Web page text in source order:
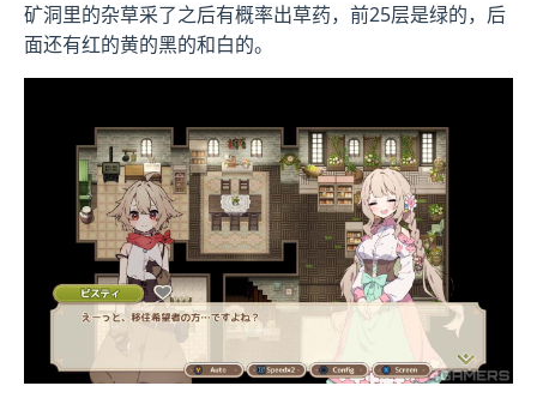
矿洞里的杂草采了之后有概率出草药，前25层是绿的，后
面还有红的黄的黑的和白的。